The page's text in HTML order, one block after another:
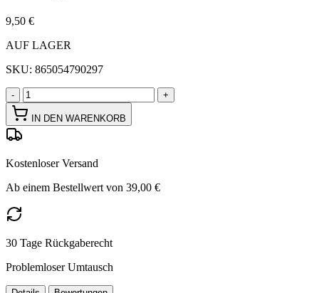
9,50 €
AUF LAGER
SKU: 865054790297
- +
IN DEN WARENKORB
Kostenloser Versand
Ab einem Bestellwert von 39,00 €
30 Tage Rückgaberecht
Problemloser Umtausch